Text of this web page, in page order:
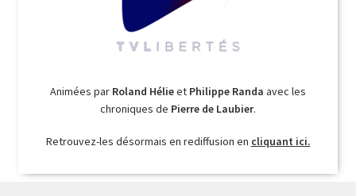
Animées par Roland Hélieet Philippe Randa avec les
chroniques de Pierre de Laubier.
Retrouvez-les désormais en rediffusion en cliquant ici.